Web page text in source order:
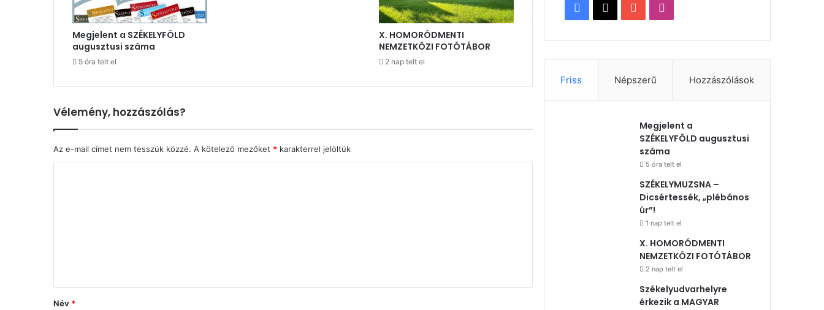
Megjelent a SZÉKELYFÖLD
augusztusi száma
5 óra telt el
X. HOMORÓDMENTI
NEMZETKÖZI FOTÓTÁBOR
2 nap telt el
Vélemény, hozzászólás?
Az e-mail címet nem tesszük közzé. A kötelező mezőket * karakterrel jelöltük
ó
Név *
Facebook
X YouTube
Friss Népszerű Hozzászólások
Megjelent a
SZÉKELYFÖLD augusztusi
száma
5 óra telt el
SZÉKELYMUZSNA –
Dicsértessék, „plébános
úr”!
1 nap telt el
X. HOMORÓDMENTI
NEMZETKÖZI FOTÓTÁBOR
2 nap telt el
Székelyudvarhelyre
érkezik a MAGYAR